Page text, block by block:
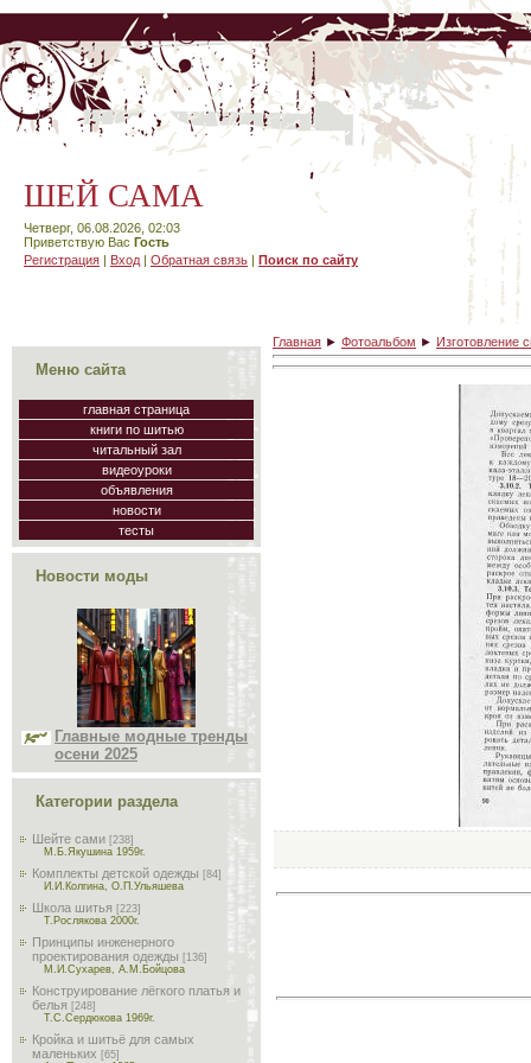
ШЕЙ САМА
Четверг, 06.08.2026, 02:03
Приветствую Вас Гость
Регистрация | Вход | Обратная связь | Поиск по сайту
Меню сайта
главная страница
книги по шитью
читальный зал
видеоуроки
объявления
новости
тесты
Новости моды
Главные модные тренды
осени 2025
Категории раздела
Шейте сами [238]
М.Б.Якушина 1959г.
Комплекты детской одежды [84]
И.И.Колгина, О.П.Ульяшева
Школа шитья [223]
Т.Рослякова 2000г.
Принципы инженерного
проектирования одежды [136]
М.И.Сухарев, А.М.Бойцова
Конструирование лёгкого платья и
белья [248]
Т.С.Сердюкова 1969г.
Кройка и шитьё для самых
маленьких [65]
Главная ► Фотоальбом ► Изготовление